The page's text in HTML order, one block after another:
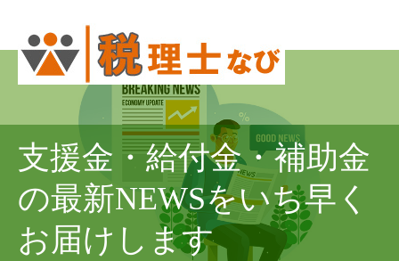
支援金・給付金・補助金
の最新NEWSをいち早く
お届けします